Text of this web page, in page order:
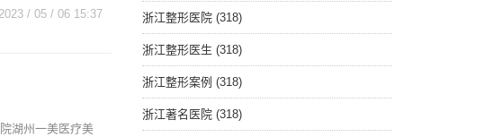
/ 05 / 06 15:37
湖州一美医疗美
浙江整形医院 (318)
浙江整形医生 (318)
浙江整形案例 (318)
浙江著名医院 (318)